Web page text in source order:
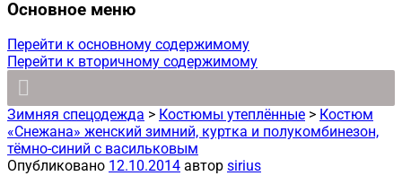
Основное меню
Перейти к основному содержимому
Перейти к вторичному содержимому
Зимняя спецодежда > Костюмы утеплённые > Костюм
«Снежана» женский зимний, куртка и полукомбинезон,
тёмно-синий с васильковым
Опубликовано 12.10.2014 автор sirius